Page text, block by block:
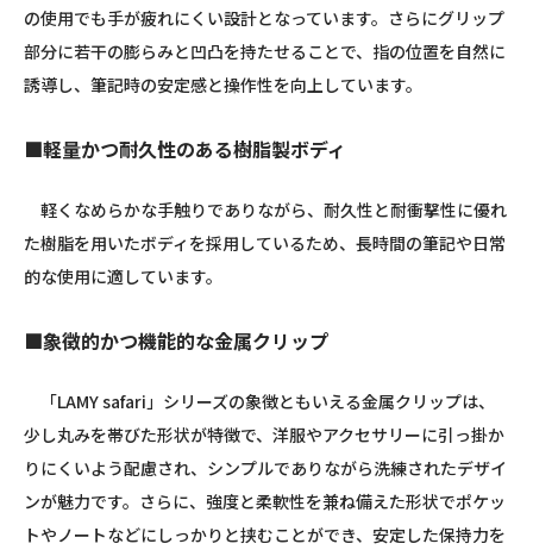
の使用でも手が疲れにくい設計となっています。さらにグリップ
部分に若干の膨らみと凹凸を持たせることで、指の位置を自然に
誘導し、筆記時の安定感と操作性を向上しています。
■軽量かつ耐久性のある樹脂製ボディ
軽くなめらかな手触りでありながら、耐久性と耐衝撃性に優れ
た樹脂を用いたボディを採用しているため、長時間の筆記や日常
的な使用に適しています。
■象徴的かつ機能的な金属クリップ
「LAMY safari」シリーズの象徴ともいえる金属クリップは、
少し丸みを帯びた形状が特徴で、洋服やアクセサリーに引っ掛か
りにくいよう配慮され、シンプルでありながら洗練されたデザイ
ンが魅力です。さらに、強度と柔軟性を兼ね備えた形状でポケッ
トやノートなどにしっかりと挟むことができ、安定した保持力を